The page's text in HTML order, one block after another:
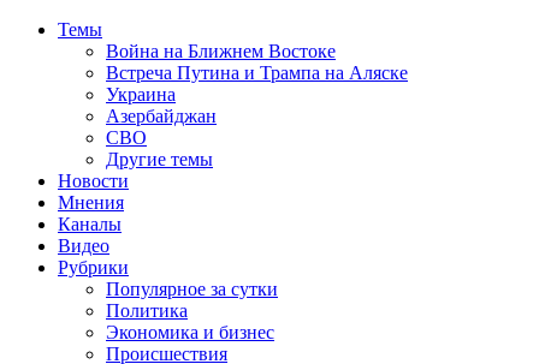
Темы
Война на Ближнем Востоке
Встреча Путина и Трампа на Аляске
Украина
Азербайджан
СВО
Другие темы
Новости
Мнения
Каналы
Видео
Рубрики
Популярное за сутки
Политика
Экономика и бизнес
Происшествия